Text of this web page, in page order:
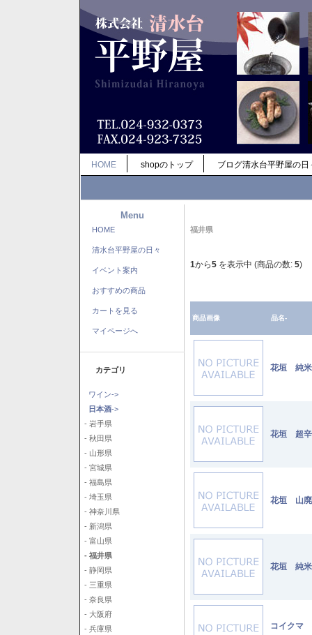
HOME shopのトップ ブログ清水台平野屋の日
Menu
HOME
清水台平野屋の日々
イベント案内
おすすめの商品
カートを見る
マイページへ
カテゴリ
ワイン->
日本酒->
- 岩手県
- 秋田県
- 山形県
- 宮城県
- 福島県
- 埼玉県
- 神奈川県
- 新潟県
- 富山県
- 福井県
- 静岡県
- 三重県
- 奈良県
- 大阪府
- 兵庫県
福井県
1から5 を表示中 (商品の数: 5)
商品画像 品名-
花垣 純
花垣 超
花垣 山
花垣 純
コイク